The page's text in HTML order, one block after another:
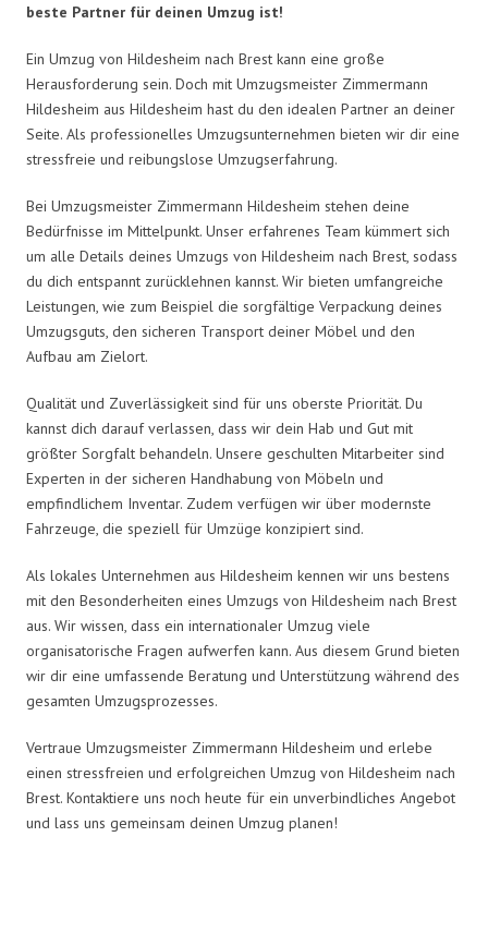
beste Partner für deinen Umzug ist!
Ein Umzug von Hildesheim nach Brest kann eine große
Herausforderung sein. Doch mit Umzugsmeister Zimmermann
Hildesheim aus Hildesheim hast du den idealen Partner an deiner
Seite. Als professionelles Umzugsunternehmen bieten wir dir eine
stressfreie und reibungslose Umzugserfahrung.
Bei Umzugsmeister Zimmermann Hildesheim stehen deine
Bedürfnisse im Mittelpunkt. Unser erfahrenes Team kümmert sich
um alle Details deines Umzugs von Hildesheim nach Brest, sodass
du dich entspannt zurücklehnen kannst. Wir bieten umfangreiche
Leistungen, wie zum Beispiel die sorgfältige Verpackung deines
Umzugsguts, den sicheren Transport deiner Möbel und den
Aufbau am Zielort.
Qualität und Zuverlässigkeit sind für uns oberste Priorität. Du
kannst dich darauf verlassen, dass wir dein Hab und Gut mit
größter Sorgfalt behandeln. Unsere geschulten Mitarbeiter sind
Experten in der sicheren Handhabung von Möbeln und
empfindlichem Inventar. Zudem verfügen wir über modernste
Fahrzeuge, die speziell für Umzüge konzipiert sind.
Als lokales Unternehmen aus Hildesheim kennen wir uns bestens
mit den Besonderheiten eines Umzugs von Hildesheim nach Brest
aus. Wir wissen, dass ein internationaler Umzug viele
organisatorische Fragen aufwerfen kann. Aus diesem Grund bieten
wir dir eine umfassende Beratung und Unterstützung während des
gesamten Umzugsprozesses.
Vertraue Umzugsmeister Zimmermann Hildesheim und erlebe
einen stressfreien und erfolgreichen Umzug von Hildesheim nach
Brest. Kontaktiere uns noch heute für ein unverbindliches Angebot
und lass uns gemeinsam deinen Umzug planen!